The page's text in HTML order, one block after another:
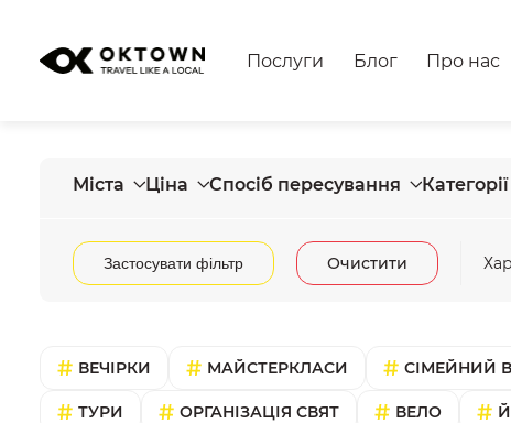
Послуги Блог Про нас
Міста Ціна Спосіб пересування Категорії
Застосувати фільтр Очистити
ВЕЧІРКИ МАЙСТЕРКЛАСИ СІМЕЙНИЙ
ТУРИ ОРГАНІЗАЦІЯ СВЯТ ВЕЛО